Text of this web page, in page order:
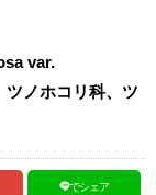
var.
ノホコリ科、ツ
でシェア